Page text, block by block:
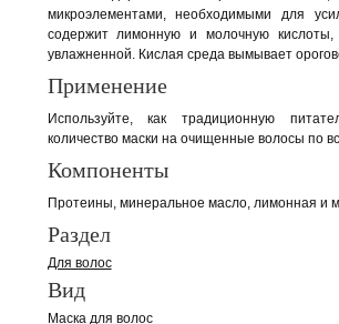
микроэлементами, необходимыми для
содержит лимонную и молочную
увлажненной. Кислая среда вымывает
Применение
Используйте, как традиционную
количество маски на очищенные волосы по
Компоненты
Протеины, минеральное масло, лимонная и
Раздел
Для волос
Вид
Маска для волос